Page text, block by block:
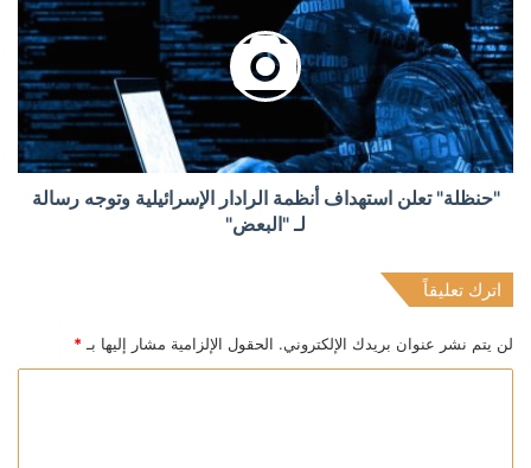
"حنظلة" تعلن استهداف أنظمة الرادار الإسرائيلية وتوجه رسالة
لـ "البعض"
اترك تعليقاً
لن يتم نشر عنوان بريدك الإلكتروني. الحقول الإلزامية مشار إليها بـ *